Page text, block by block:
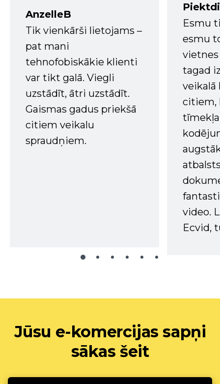
AnzelleB
Tik vienkārši lietojams –
pat mani
tehnofobiskākie klienti
var tikt galā. Viegli
uzstādīt, ātri uzstādīt.
Gaismas gadus priekšā
citiem veikalu
spraudņiem.
Esmu
esmu
tagad
veikalā
citiem,
tīmekļa
video.
Ecvid,
Jūsu e-komercijas sapņi
sākas šeit